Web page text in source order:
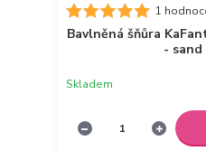
1
Bavlněná šňůra
-
Skladem